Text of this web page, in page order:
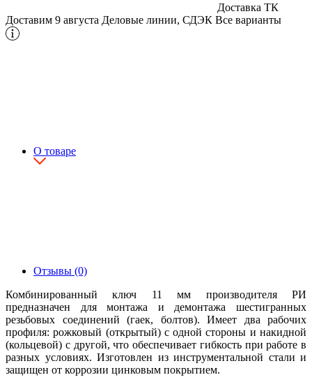
Доставка ТК
Доставим 9 августа Деловые линии, СДЭК Все варианты
О товаре
Отзывы (0)
Комбинированный ключ 11 мм производителя РИ
предназначен для монтажа и демонтажа шестигранных
резьбовых соединений (гаек, болтов). Имеет два рабочих
профиля: рожковый (открытый) с одной стороны и накидной
(кольцевой) с другой, что обеспечивает гибкость при работе в
разных условиях. Изготовлен из инструментальной стали и
защищен от коррозии цинковым покрытием.